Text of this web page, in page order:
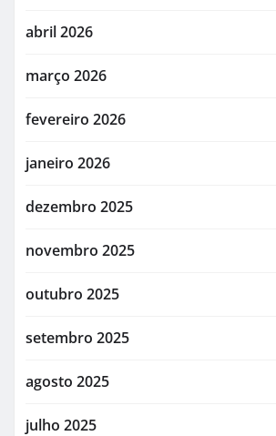
abril 2026
março 2026
fevereiro 2026
janeiro 2026
dezembro 2025
novembro 2025
outubro 2025
setembro 2025
agosto 2025
julho 2025